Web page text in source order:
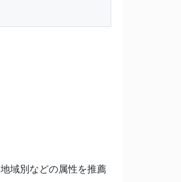
域別などの属性を推薦